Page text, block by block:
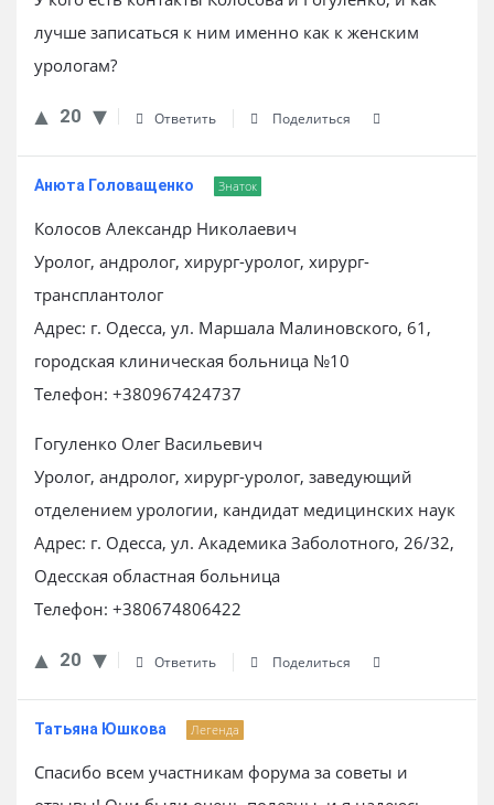
лучше записаться к ним именно как к женским
урологам?
20 Ответить Поделиться
Анюта Головащенко Знаток
Колосов Александр Николаевич
Уролог, андролог, хирург-уролог, хирург-
трансплантолог
Адрес: г. Одесса, ул. Маршала Малиновского, 61,
городская клиническая больница №10
Телефон: +380967424737
Гогуленко Олег Васильевич
Уролог, андролог, хирург-уролог, заведующий
отделением урологии, кандидат медицинских наук
Адрес: г. Одесса, ул. Академика Заболотного, 26/32,
Одесская областная больница
Телефон: +380674806422
20 Ответить Поделиться
Татьяна Юшкова Легенда
Спасибо всем участникам форума за советы и